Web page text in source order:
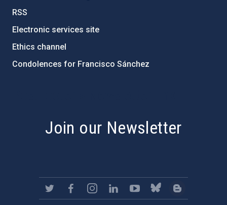
RSS
Electronic services site
Ethics channel
Condolences for Francisco Sánchez
Join our Newsletter